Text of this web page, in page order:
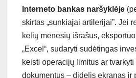
Interneto bankas naršyklėje
skirtas „sunkiajai artilerijai”. Jei
kelių mėnesių išrašus,
„Excel“, sudaryti sudėtingas
keisti operacijų limitus ar
dokumentus – didelis ekranas ir